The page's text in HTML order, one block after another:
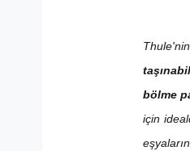
Thule'nin
bölme
için